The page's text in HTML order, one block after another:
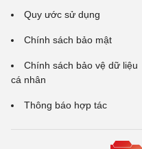
Quy ước sử dụng
Chính sách bảo mật
Chính sách bảo vệ dữ liệu
cá nhân
Thông báo hợp tác